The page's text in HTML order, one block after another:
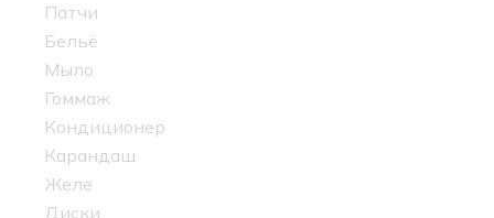
Патчи
Бельё
Мыло
Гоммаж
Кондиционер
Карандаш
Желе
Диски